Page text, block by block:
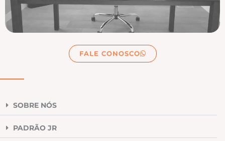
FALE CONOSCO
SOBRE NÓS
PADRÃO JR